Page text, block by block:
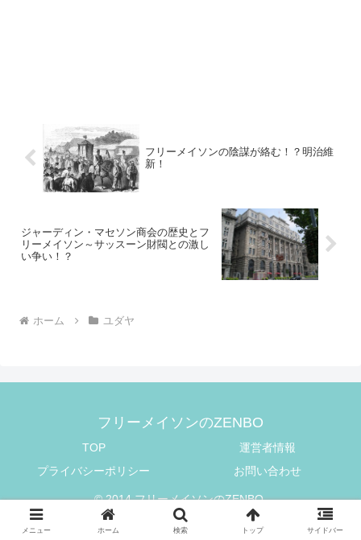
フリーメイソンの陰謀が絡む！？明治維
新！
ジャーディン・マセソン商会の歴史とフ
リーメイソン～サッスーン財閥との激し
い争い！？
ホーム ユダヤ
フリーメイソンのZENBO
TOP
運営者情報
プライバシーポリシー
お問い合わせ
© 2014 フリーメイソンのZENBO.
メニュー ホーム 検索 トップ サイドバー